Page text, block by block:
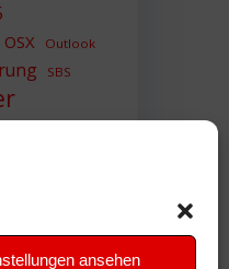
ansehen
OSX Outlook
SBS
SIEM
WAZUH